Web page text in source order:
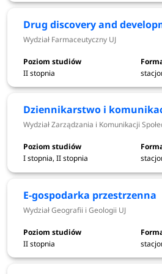
Filologia angielska - Wydział
Filologia angielska z językiem
Filologiczny UJ
Filologia francuska - Wydział
Filologia germańska -
Filologia germańska z
Filologiczny UJ
Filologia klasyczna - Wydział
Filologia orientalna -
Filologia orientalna -
UJ
Filologia orientalna -
UJ
Filologia orientalna -
Drug discovery and
Wydział Farmaceutyczny UJ
II stopnia
Dziennikarstwo i
Wydział Zarządzania i Komunikacji
I stopnia, II stopnia
E-gospodarka przestrzenna
Wydział Geografii i Geologii UJ
II stopnia